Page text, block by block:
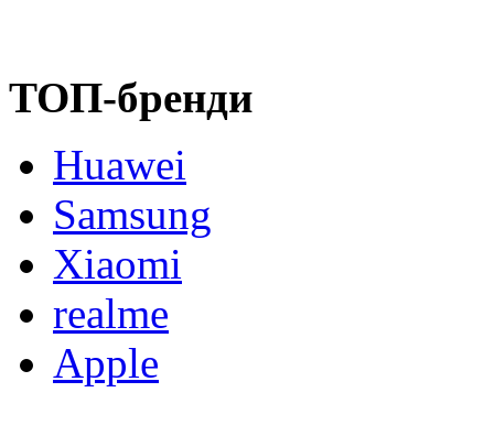
ТОП-бренди
Huawei
Samsung
Xiaomi
realme
Apple